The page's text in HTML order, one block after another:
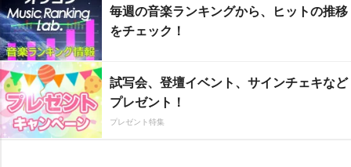
毎週の音楽ランキングから、ヒットの推移
をチェック！
試写会、登壇イベント、サインチェキなど
プレゼント！
プレゼント特集